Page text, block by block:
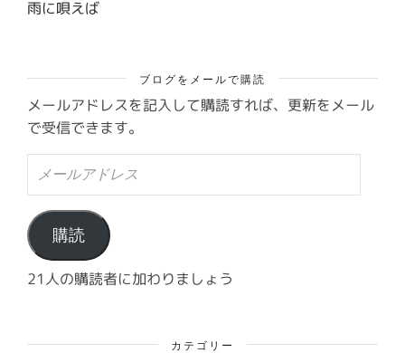
雨に唄えば
ブログをメールで購読
メールアドレスを記入して購読すれば、更新をメール
で受信できます。
ル
ア
ド
レ
ス
購読
21人の購読者に加わりましょう
カテゴリー